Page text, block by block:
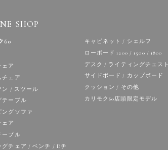
SHOP
60
ェア
チェア
ン / スツール
テーブル
ングソファ
ェア
ーブル
グチェア / ベンチ / Dチ
キャビネット / シェルフ
ローボード 1200 / 1500 / 1800
デスク / ライティングチェスト
サイドボード / カップボード
クッション / その他
カリモク60店頭限定モデル